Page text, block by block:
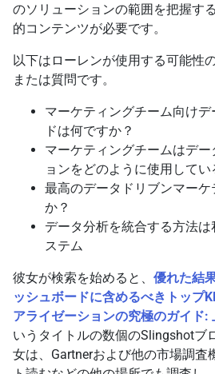
のソリューションの範囲を把握す
的コンテンツが必要です。
以下はローレンが使用する可能性
または質問です。
マーケティングチーム向け
ドは何ですか？
マーケティングチームはデ
ョンをどのように使用してい
最高のデータドリブンマー
か？
データ分析を統合する方法は
ステム
彼女が検索を始めると、 優れた結
ッシュボードに含めるべきトップ
アライゼーションの究極のガイド:
いうタイトルの数個のSlingshotブ
女は、Gartnerおよび他の市場調査